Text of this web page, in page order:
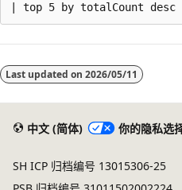
模
式
Last updated on 2026/05/11
中文 (简体) 你的隐私选
SH ICP 归档编号 13015306-25